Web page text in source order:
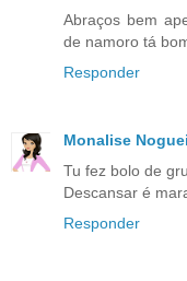
Abraços bem
de namoro tá
Responder
Monalise
Tu fez bolo de
Descansar é
Responder